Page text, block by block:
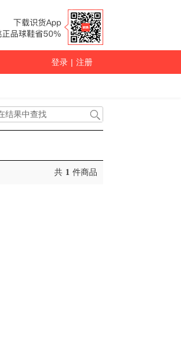
登录 | 注册
共 1 件商品